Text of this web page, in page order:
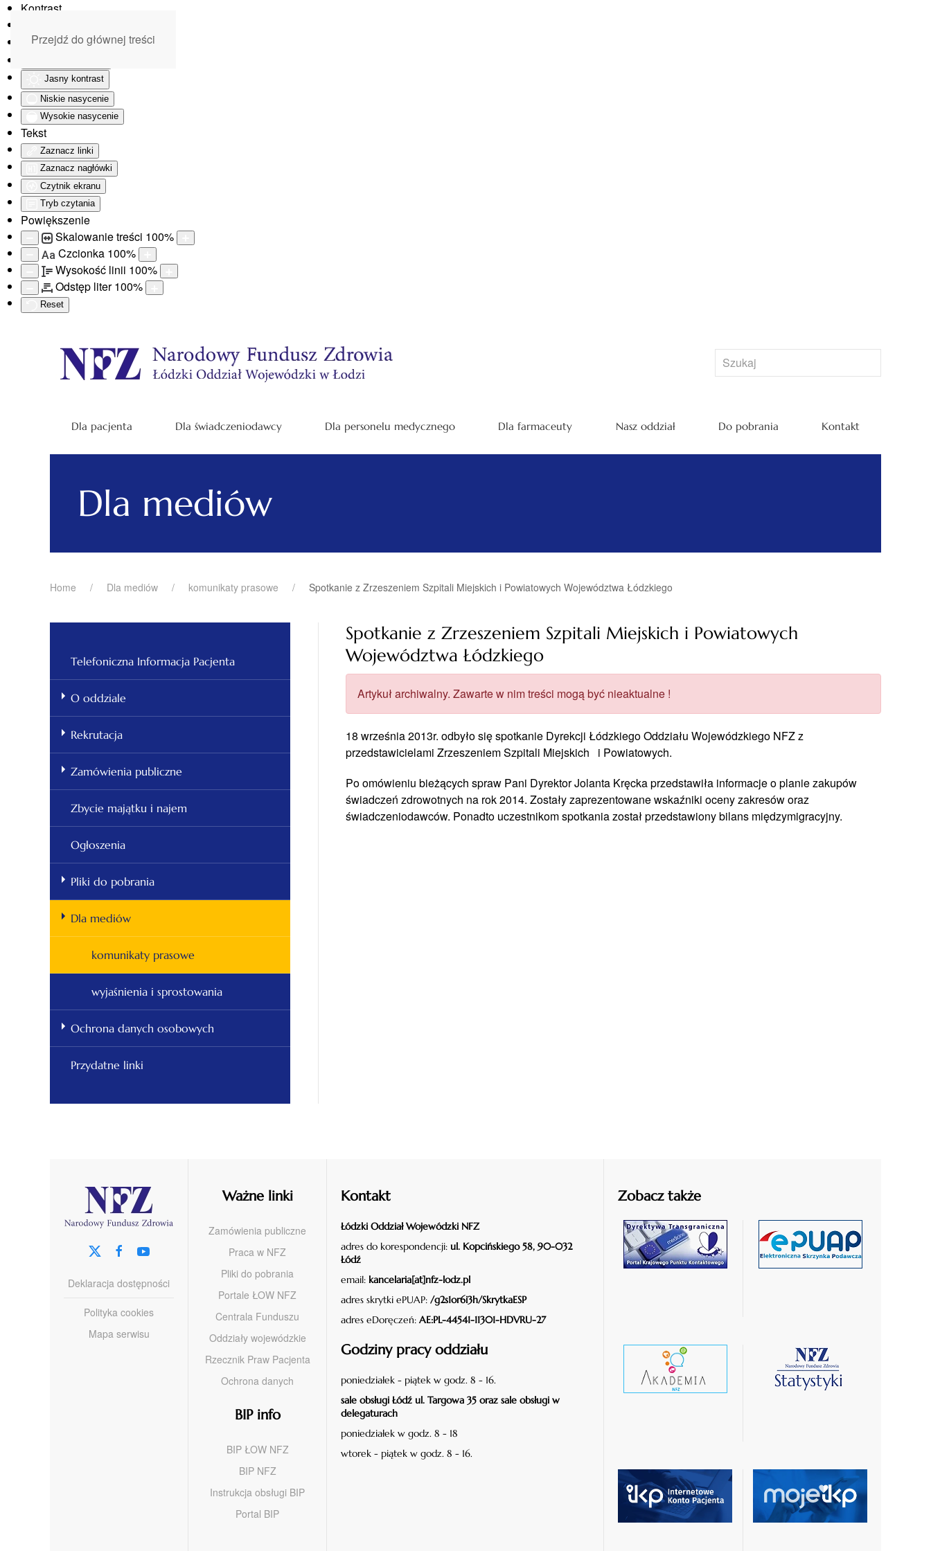
Kontrast
Monochromatyczny
Jasny kontrast
Niskie nasycenie
Wysokie nasycenie
Tekst
Zaznacz linki
Zaznacz nagłówki
Czytnik ekranu
Tryb czytania
Powiększenie
Skalowanie treści 100%
Aa Czcionka 100%
Wysokość linii 100%
Odstęp liter100%
Reset
Przejdź do głównej treści
Dla pacjenta Dla świadczeniodawcy Dla personelu medycznego Dla farmaceuty Nasz oddział Do pobrania Kontakt
Dla mediów
Home Dla mediów komunikaty prasowe Spotkanie z Zrzeszeniem Szpitali Miejskich i Powiatowych Województwa Łódzkiego
Spotkanie z Zrzeszeniem Szpitali Miejskich i Powiatowych
Województwa Łódzkiego
Artykuł archiwalny. Zawarte w nim treści mogą być nieaktualne !
18 września 2013r. odbyło się spotkanie Dyrekcji Łódzkiego Oddziału Wojewódzkiego NFZ z
przedstawicielami Zrzeszeniem Szpitali Miejskich i Powiatowych.
Po omówieniu bieżących spraw Pani Dyrektor Jolanta Kręcka przedstawiła informacje o planie zakupów
świadczeń zdrowotnych na rok 2014. Zostały zaprezentowane wskaźniki oceny zakresów oraz
świadczeniodawców. Ponadto uczestnikom spotkania został przedstawiony bilans międzymigracyjny.
Telefoniczna Informacja Pacjenta
O oddziale
Rekrutacja
Zamówienia publiczne
Zbycie majątku i najem
Ogłoszenia
Pliki do pobrania
Dla mediów
komunikaty prasowe
wyjaśnienia i sprostowania
Ochrona danych osobowych
Przydatne linki
Deklaracja dostępności
Polityka cookies
Mapa serwisu
Ważne linki
Zamówienia publiczne
Praca w NFZ
Pliki do pobrania
Portale ŁOW NFZ
Centrala Funduszu
Oddziały wojewódzkie
Rzecznik Praw Pacjenta
Ochrona danych
BIP info
BIP ŁOW NFZ
BIP NFZ
Instrukcja obsługi BIP
Portal BIP
Kontakt
Łódzki Oddział Wojewódzki NFZ
adres do korespondencji: ul. Kopcińskiego 58, 90-032
Łódź
email: kancelaria[at]nfz-lodz.pl
adres skrytki ePUAP: /g2s1or6i3h/SkrytkaESP
adres eDoręczeń: AE:PL-44541-11301-HDVRU-27
Godziny pracy oddziału
poniedziałek - piątek w godz. 8 - 16.
sale obsługi Łódź ul. Targowa 35 oraz sale obsługi w
delegaturach
poniedziałek w godz. 8 - 18
wtorek - piątek w godz. 8 - 16.
Zobacz także
czytaj
czytaj
czytaj
czytaj
czytaj
czytaj